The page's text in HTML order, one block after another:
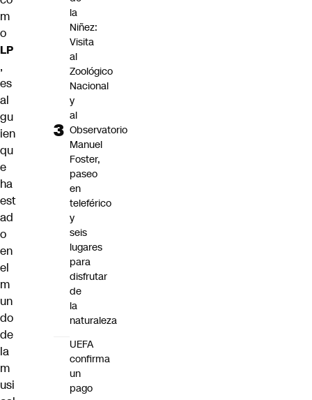
m
o
LP
,
es
al
gu
ien
qu
e
ha
est
ad
o
en
el
m
un
do
de
la
m
usi
la
Niñez:
Visita
al
Zoológico
Nacional
y
al
Observatorio
Manuel
Foster,
paseo
en
teleférico
y
seis
lugares
para
disfrutar
de
la
naturaleza
UEFA
confirma
un
pago